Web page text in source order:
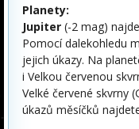
Planety:
Jupiter (-2 mag)
Pomocí dalekohledu
jejich úkazy. Na
i Velkou červenou
Velké červené skvrny
úkazů měsíčků